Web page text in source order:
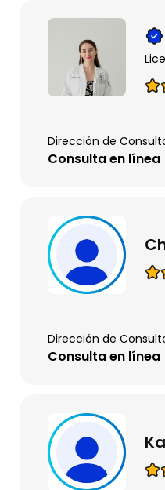
Dirección de
Consulta en línea
Dirección de
Consulta en línea